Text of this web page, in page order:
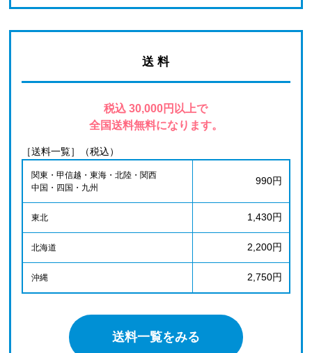
送 料
税込 30,000円以上で
全国送料無料になります。
［送料一覧］（税込）
関東・甲信越・東海・北陸・関西
中国・四国・九州
990円
東北 1,430円
北海道 2,200円
沖縄 2,750円
送料一覧をみる